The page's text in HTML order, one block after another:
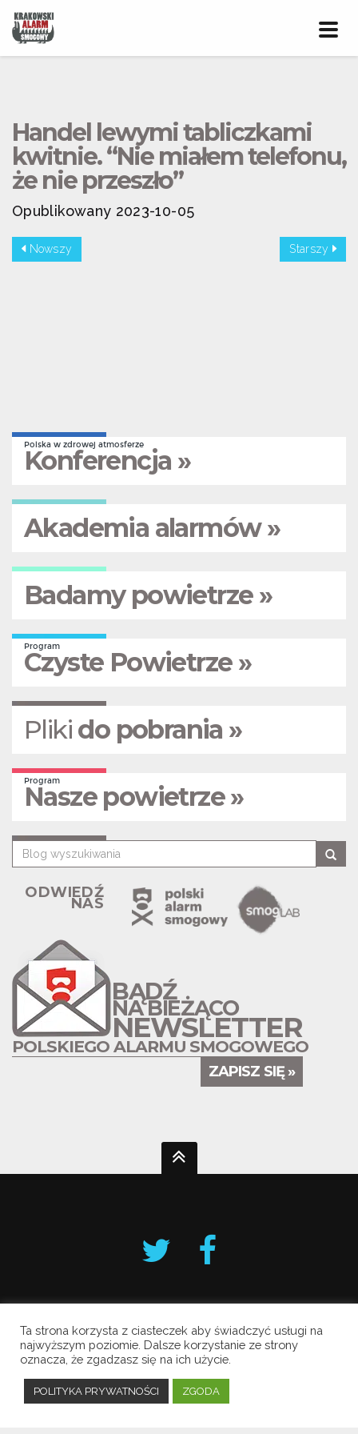
Handel lewymi tabliczkami
kwitnie. “Nie miałem telefonu,
że nie przeszło”
Opublikowany 2023-10-05
Nowszy Starszy
Polska w zdrowej atmosferze
Konferencja »
Akademia alarmów »
Badamy powietrze »
Program
Czyste Powietrze »
Pliki do pobrania »
Program
Nasze powietrze »
ODWIEDŹ
NAS
BĄDŹ
NA BIEŻĄCO
NEWSLETTER
POLSKIEGO ALARMU SMOGOWEGO
ZAPISZ SIĘ »
Krakowski Alarm Smogowy
Copyright © 2019 All Rights Reserved.
Polityka prywatności
Ta strona korzysta z ciasteczek aby świadczyć usługi na
najwyższym poziomie. Dalsze korzystanie ze strony
oznacza, że zgadzasz się na ich użycie.
POLITYKA PRYWATNOŚCI ZGODA